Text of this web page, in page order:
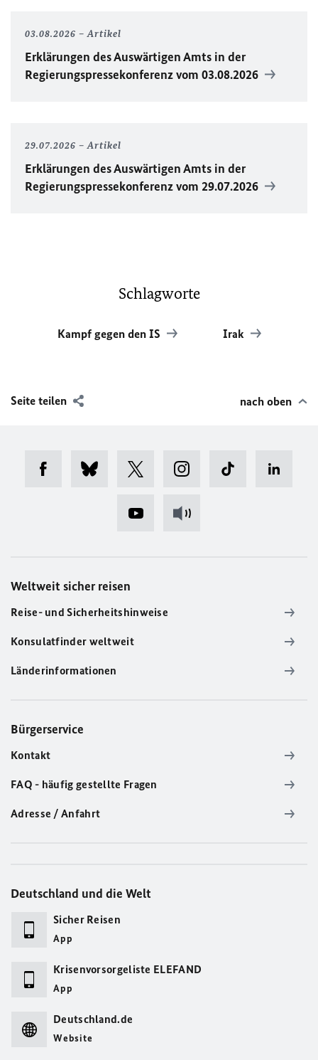
03.08.2026 Artikel
Erklärungen des Auswärtigen Amts in der
Regierungspressekonferenz vom 03.08.2026
29.07.2026 Artikel
Erklärungen des Auswärtigen Amts in der
Regierungspressekonferenz vom 29.07.2026
Schlagworte
Kampf gegen den IS Irak
Seite teilen nach oben
Weltweit sicher reisen
Reise- und Sicherheitshinweise
Konsulatfinder weltweit
Länderinformationen
Bürgerservice
Kontakt
FAQ - häufig gestellte Fragen
Adresse / Anfahrt
Deutschland und die Welt
Sicher Reisen
App
Krisenvorsorgeliste ELEFAND
App
Deutschland.de
Website